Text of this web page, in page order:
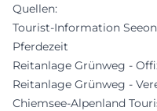
Quellen:
Tourist-Information
Pferdezeit
Reitanlage Grünweg -
Reitanlage Grünweg -
Chiemsee-Alpenland